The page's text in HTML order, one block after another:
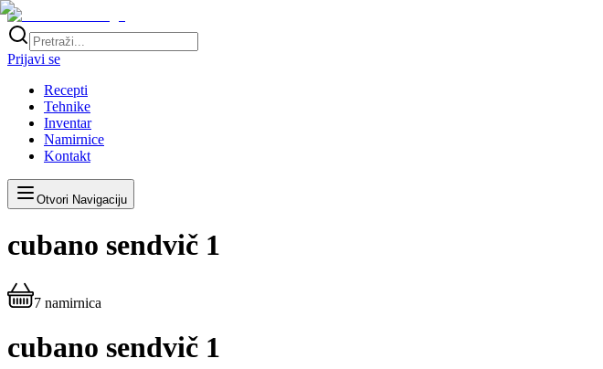
Prijavi se
Recepti
Tehnike
Inventar
Namirnice
Kontakt
Otvori Navigaciju
cubano sendvič 1
7 namirnica
cubano sendvič 1